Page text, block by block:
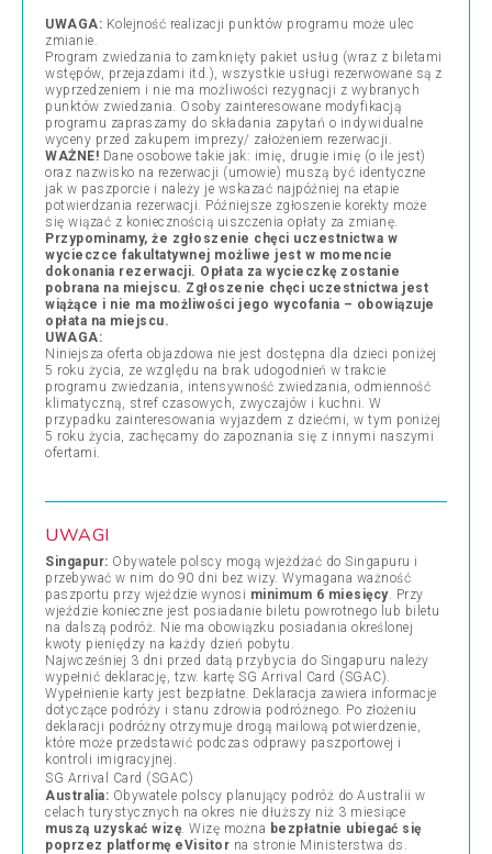
UWAGA: Kolejność realizacji punktów programu może ulec
zmianie.
Program zwiedzania to zamknięty pakiet usług (wraz z biletami
wstępów, przejazdami itd.), wszystkie usługi rezerwowane są z
wyprzedzeniem i nie ma możliwości rezygnacji z wybranych
punktów zwiedzania. Osoby zainteresowane modyfikacją
programu zapraszamy do składania zapytań o indywidualne
wyceny przed zakupem imprezy/ założeniem rezerwacji.
WAŻNE! Dane osobowe takie jak: imię, drugie imię (o ile jest)
oraz nazwisko na rezerwacji (umowie) muszą być identyczne
jak w paszporcie i należy je wskazać najpóźniej na etapie
potwierdzania rezerwacji. Późniejsze zgłoszenie korekty może
się wiązać z koniecznością uiszczenia opłaty za zmianę.
Przypominamy, że zgłoszenie chęci uczestnictwa w
wycieczce fakultatywnej możliwe jest w momencie
dokonania rezerwacji. Opłata za wycieczkę zostanie
pobrana na miejscu. Zgłoszenie chęci uczestnictwa jest
wiążące i nie ma możliwości jego wycofania – obowiązuje
opłata na miejscu.
UWAGA:
Niniejsza oferta objazdowa nie jest dostępna dla dzieci poniżej
5 roku życia, ze względu na brak udogodnień w trakcie
programu zwiedzania, intensywność zwiedzania, odmienność
klimatyczną, stref czasowych, zwyczajów i kuchni. W
przypadku zainteresowania wyjazdem z dziećmi, w tym poniżej
5 roku życia, zachęcamy do zapoznania się z innymi naszymi
ofertami.
UWAGI
Singapur: Obywatele polscy mogą wjeżdżać do Singapuru i
przebywać w nim do 90 dni bez wizy. Wymagana ważność
paszportu przy wjeździe wynosi minimum 6 miesięcy. Przy
wjeździe konieczne jest posiadanie biletu powrotnego lub biletu
na dalszą podróż. Nie ma obowiązku posiadania określonej
kwoty pieniędzy na każdy dzień pobytu.
Najwcześniej 3 dni przed datą przybycia do Singapuru należy
wypełnić deklarację, tzw. kartę SG Arrival Card (SGAC).
Wypełnienie karty jest bezpłatne. Deklaracja zawiera informacje
dotyczące podróży i stanu zdrowia podróżnego. Po złożeniu
deklaracji podróżny otrzymuje drogą mailową potwierdzenie,
które może przedstawić podczas odprawy paszportowej i
kontroli imigracyjnej.
SG Arrival Card (SGAC)
Australia: Obywatele polscy planujący podróż do Australii w
celach turystycznych na okres nie dłuższy niż 3 miesiące
muszą uzyskać wizę. Wizę można bezpłatnie ubiegać się
poprzez platformę eVisitor na stronie Ministerstwa ds.